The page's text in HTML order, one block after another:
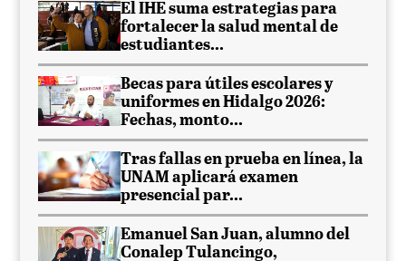
El IHE suma estrategias para
fortalecer la salud mental de
estudiantes...
Becas para útiles escolares y
uniformes en Hidalgo 2026:
Fechas, monto...
Tras fallas en prueba en línea, la
UNAM aplicará examen
presencial par...
Emanuel San Juan, alumno del
Conalep Tulancingo,